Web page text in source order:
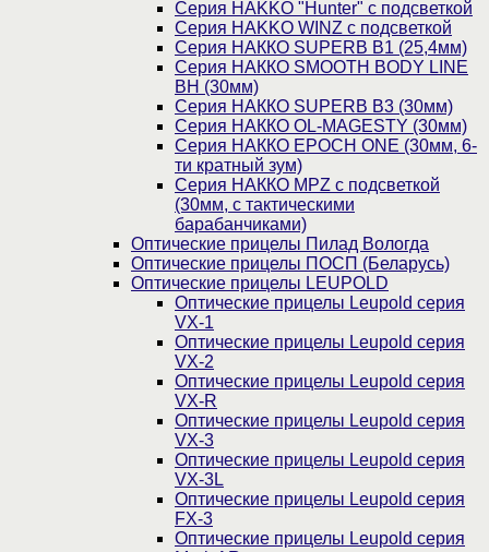
Cерия HAKKO "Hunter" с подсветкой
Серия НAKKO WINZ с подсветкой
Серия НАККО SUPERB B1 (25,4мм)
Серия НАККО SMOOTH BODY LINE
BH (30мм)
Серия НАККО SUPERB B3 (30мм)
Серия НАККО OL-MAGESTY (30мм)
Серия НАККО EPOCH ONE (30мм, 6-
ти кратный зум)
Серия НАККО MPZ с подсветкой
(30мм, c тактическими
барабанчиками)
Оптические прицелы Пилад Вологда
Оптические прицелы ПОСП (Беларусь)
Оптические прицелы LEUPOLD
Оптические прицелы Leupold серия
VX-1
Оптические прицелы Leupold серия
VX-2
Оптические прицелы Leupold серия
VX-R
Оптические прицелы Leupold серия
VX-3
Оптические прицелы Leupold серия
VX-3L
Оптические прицелы Leupold серия
FX-3
Оптические прицелы Leupold серия